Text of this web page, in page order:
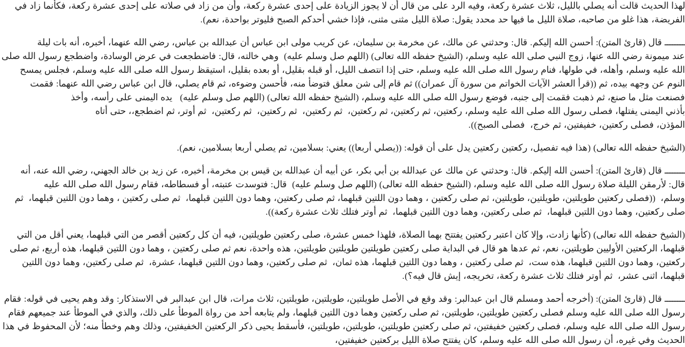
لهذا الحديث قالت أنه يصلي بالليل، ثلاث عشرة ركعة، وفيه الرد على من قال أن لا يجوز الزيادة على إحدى عشرة ركعة، وأن من زاد في صلاته على إحدى عشرة ركعة، فكأنما زاد في
الفريضة، هذا غلو من صاحبه، صلاة الليل ما فيها حد محدد يقول: صلاة الليل مثنى مثنى، فإذا خشي أحدكم الصبح فليوتر بواحدة، نعم).
ــــــــ قال (قارئ المتن): أحسن الله إليكم. قال: وحدثني عن مالك، عن مخرمة بن سليمان، عن كريب مولى ابن عباس أن عبدالله بن عباس، رضي الله عنهما، أخبره، أنه بات ليلة
عند ميمونة رضي الله عنها، زوج النبي صلى الله عليه وسلم، (الشيخ حفظه الله تعالى) (اللهم صل وسلم عليه) وهي خالته، قال: فاضطجعت في عرض الوسادة، واضطجع رسول الله صلى
الله عليه وسلم، وأهله، في طولها، فنام رسول الله صلى الله عليه وسلم، حتى إذا انتصف الليل، أو قبله بقليل، أو بعده بقليل، استيقظ رسول الله صلى الله عليه وسلم، فجلس يمسح
النوم عن وجهه بيده، ثم ((قرأ العشر الآيات الخواتم من سورة آل عمران)) ثم قام إلى شن معلق فتوضأ منه، فأحسن وضوءه، ثم قام يصلي، قال ابن عباس رضي الله عنهما: فقمت
فصنعت مثل ما صنع، ثم ذهبت فقمت إلى جنبه، فوضع رسول الله صلى الله عليه وسلم، (الشيخ حفظه الله تعالى) (اللهم صل وسلم عليه) يده اليمنى على رأسه، وأخذ
بأذني اليمنى يفتلها، فصلى رسول الله صلى الله عليه وسلم، ركعتين، ثم ركعتين، ثم ركعتين، ثم ركعتين، ثم ركعتين، ثم ركعتين، ثم أوتر، ثم اضطجع،، حتى أتاه
المؤذن، فصلى ركعتين، خفيفتين، ثم خرج، فصلى الصبح)).
(الشيخ حفظه الله تعالى) (هذا فيه تفصيل، ركعتين ركعتين يدل على أن قوله: ((يصلي أربعا)) يعني: بسلامين، ثم يصلي أربعا بسلامين، نعم).
ــــــــ قال (قارئ المتن): أحسن الله إليكم. قال: وحدثني عن مالك عن عبدالله بن أبي بكر، عن أبيه أن عبدالله بن قيس بن مخرمة، أخبره، عن زيد بن خالد الجهني، رضي الله عنه، أنه
قال: لأرمقن الليلة صلاة رسول الله صلى الله عليه وسلم، (الشيخ حفظه الله تعالى) (اللهم صل وسلم عليه) قال: فتوسدت عتبته، أو فسطاطه، فقام رسول الله صلى الله عليه
وسلم، ((فصلى ركعتين طويلتين، طويلتين، طويلتين، ثم صلى ركعتين ، وهما دون اللتين قبلهما، ثم صلى ركعتين، وهما دون اللتين قبلهما، ثم صلى ركعتين ، وهما دون اللتين قبلهما، ثم
صلى ركعتين، وهما دون اللتين قبلهما، ثم صلى ركعتين، وهما دون اللتين قبلهما، ثم أوتر فتلك ثلاث عشرة ركعة)).
(الشيخ حفظه الله تعالى) (كأنها زادت، وإلا كان اعتبر ركعتين يفتتح بهما الصلاة، فلهذا خمس عشرة، صلى ركعتين طويلتين، فيه أن كل ركعتين أقصر من التي قبلهما، يعني أقل من التي
قبلهما، الركعتين الأوليين طويلتين، نعم، ثم عدها هو قال في البداية صلى ركعتين طويلتين طويلتين طويلتين، هذه واحدة، نعم ثم صلى ركعتين ، وهما دون اللتين قبلهما، هذه أربع، ثم صلى
ركعتين، وهما دون اللتين قبلهما، هذه ست، ثم صلى ركعتين ، وهما دون اللتين قبلهما، هذه ثمان، ثم صلى ركعتين، وهما دون اللتين قبلهما، عشرة، ثم صلى ركعتين، وهما دون اللتين
قبلهما، اثنى عشر، ثم أوتر فتلك ثلاث عشرة ركعة، تخريجه، إيش قال فيه؟).
ــــــــ قال (قارئ المتن): (أخرجه أحمد ومسلم قال ابن عبدالبر: وقد وقع في الأصل طويلتين، طويلتين، طويلتين، ثلاث مرات، قال ابن عبدالبر في الاستذكار: وقد وهم يحيى في قوله: فقام
رسول الله صلى الله عليه وسلم فصلى ركعتين طويلتين، طويلتين، ثم صلى ركعتين وهما دون اللتين قبلهما، ولم يتابعه أحد من رواة الموطأ على ذلك، والذي في الموطأ عند جميعهم فقام
رسول الله صلى الله عليه وسلم، فصلى ركعتين خفيفتين، ثم صلى ركعتين طويلتين، طويلتين، طويلتين، فأسقط يحيى ذكر الركعتين الخفيفتين، وذلك وهم وخطأ منه؛ لأن المحفوظ في هذا
الحديث وفي غيره، أن رسول الله صلى الله عليه وسلم، كان يفتتح صلاة الليل بركعتين خفيفتين،